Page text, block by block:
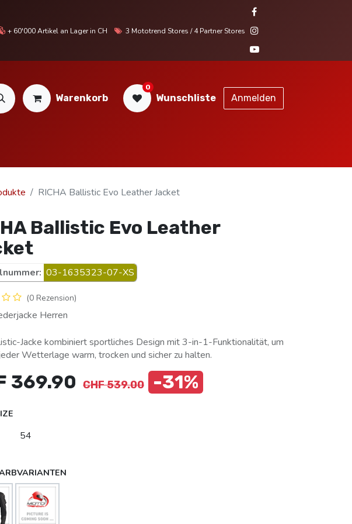
+ 60'000 Artikel an Lager in CH 3 Mototrend Stores / 4 Partner Stores
Warenkorb
0
Wunschliste Anmelden
RICHA Ballistic Evo Leather Jacket
Ballistic Evo Leather
03-1635323-07-XS
(0 Rezension)
Herren
Jacke kombiniert sportliches Design mit 3-in-1-Funktionalität, um
Wetterlage warm, trocken und sicher zu halten.
369.90 CHF539.00 -31%
54